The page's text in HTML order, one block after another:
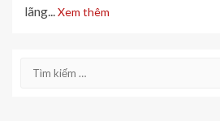
lãng...Xem thêm
Tìm